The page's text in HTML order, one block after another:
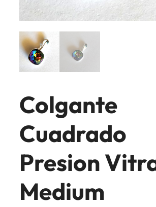
Colgante
Cuadrado
Presion
Medium